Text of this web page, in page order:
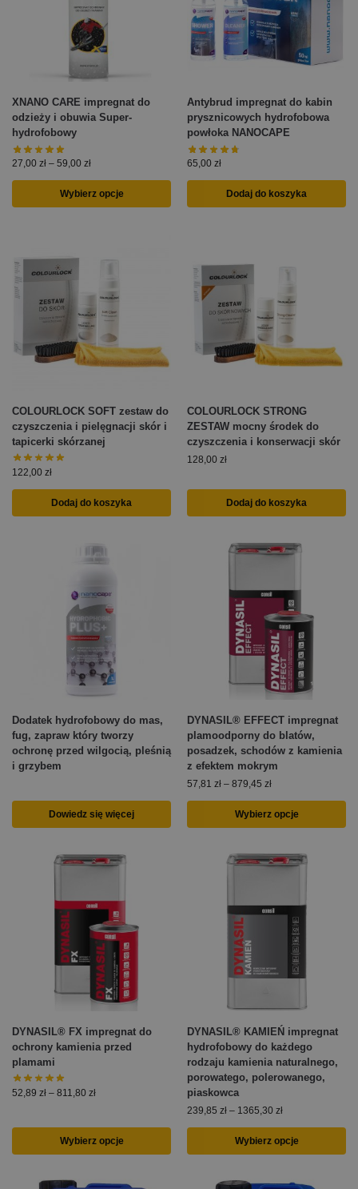
XNANO CARE impregnat do
odzieży i obuwia Super-
hydrofobowy
27,00 zł – 59,00 zł
Wybierz opcje
Antybrud impregnat do kabin
prysznicowych hydrofobowa
powłoka NANOCAPE
65,00 zł
Dodaj do koszyka
COLOURLOCK SOFT zestaw do
czyszczenia i pielęgnacji skór i
tapicerki skórzanej
122,00 zł
Dodaj do koszyka
COLOURLOCK STRONG
ZESTAW mocny środek do
czyszczenia i konserwacji skór
128,00 zł
Dodaj do koszyka
Dodatek hydrofobowy do mas,
fug, zapraw który tworzy
ochronę przed wilgocią, pleśnią
i grzybem
Dowiedz się więcej
DYNASIL® EFFECT impregnat
plamoodporny do blatów,
posadzek, schodów z kamienia
z efektem mokrym
57,81 zł – 879,45 zł
Wybierz opcje
DYNASIL® FX impregnat do
ochrony kamienia przed
plamami
52,89 zł – 811,80 zł
Wybierz opcje
DYNASIL® KAMIEŃ impregnat
hydrofobowy do każdego
rodzaju kamienia naturalnego,
porowatego, polerowanego,
piaskowca
239,85 zł – 1365,30 zł
Wybierz opcje